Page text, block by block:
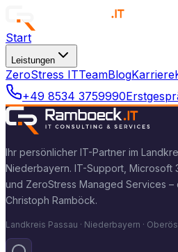
Start
Leistungen
ZeroStress ITTeamBlogKarriere
+49 8534 3759990
Ihr persönlicher IT-Partner im
Niederbayern. IT-Support, Microsoft
und ZeroStress Managed Services –
Christoph Ramböck.
Landkreis Passau · Niederbayern ·